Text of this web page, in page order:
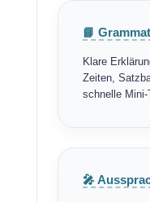
📘
Klare
Zeiten,
schnelle Mini-
🎤